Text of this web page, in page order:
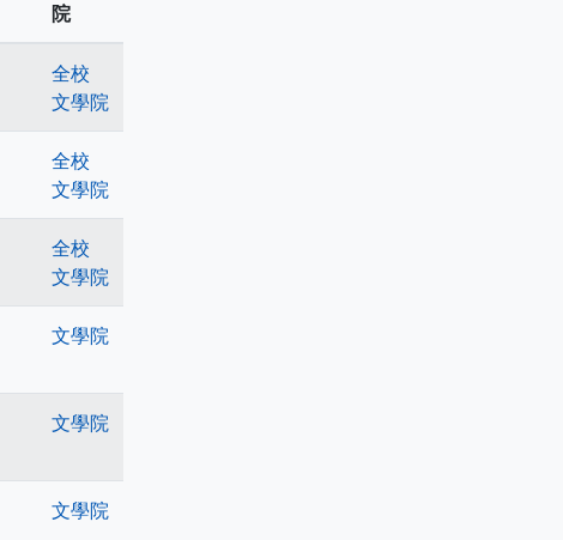
院
全校
文學院
全校
文學院
全校
文學院
文學院
文學院
文學院